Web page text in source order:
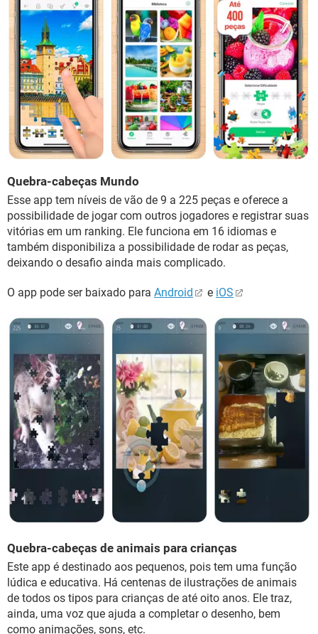
Quebra-cabeças Mundo
Esse app tem níveis de vão de 9 a 225 peças e oferece a
possibilidade de jogar com outros jogadores e registrar suas
vitórias em um ranking. Ele funciona em 16 idiomas e
também disponibiliza a possibilidade de rodar as peças,
deixando o desafio ainda mais complicado.
O app pode ser baixado para Android e iOS
Quebra-cabeças de animais para crianças
Este app é destinado aos pequenos, pois tem uma função
lúdica e educativa. Há centenas de ilustrações de animais
de todos os tipos para crianças de até oito anos. Ele traz,
ainda, uma voz que ajuda a completar o desenho, bem
como animações, sons, etc.